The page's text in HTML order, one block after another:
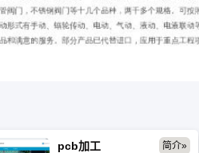
pcb加工 简介»